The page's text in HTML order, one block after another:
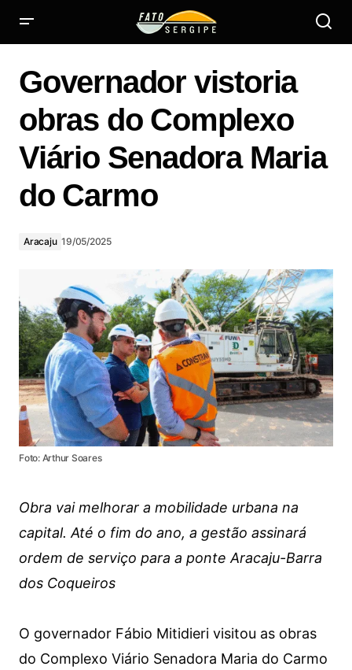
Governador vistoria
obras do Complexo
Viário Senadora Maria
do Carmo
Aracaju 19/05/2025
Foto: Arthur Soares
Obra vai melhorar a mobilidade urbana na
capital. Até o fim do ano, a gestão assinará
ordem de serviço para a ponte Aracaju-Barra
dos Coqueiros
O governador Fábio Mitidieri visitou as obras
do Complexo Viário Senadora Maria do Carmo